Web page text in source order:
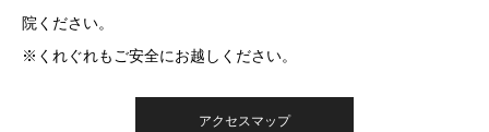
院ください。
※くれぐれもご安全にお越しください。
アクセスマップ